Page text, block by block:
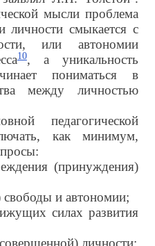
мысли проблема
личности смыкается с
или автономии
10, а уникальность
пониматься в
между личностью
педагогической
как минимум,
(принуждения)
и автономии;
силах развития
личности;